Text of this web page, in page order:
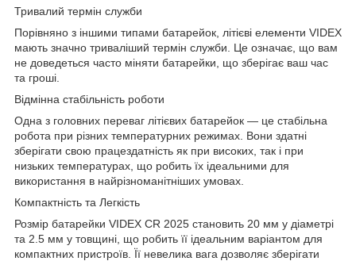
Тривалий термін служби
Порівняно з іншими типами батарейок, літієві елементи VIDEX
мають значно триваліший термін служби. Це означає, що вам
не доведеться часто міняти батарейки, що зберігає ваш час
та гроші.
Відмінна стабільність роботи
Одна з головних переваг літієвих батарейок — це стабільна
робота при різних температурних режимах. Вони здатні
зберігати свою працездатність як при високих, так і при
низьких температурах, що робить їх ідеальними для
використання в найрізноманітніших умовах.
Компактність та Легкість
Розмір батарейки VIDEX CR 2025 становить 20 мм у діаметрі
та 2.5 мм у товщині, що робить її ідеальним варіантом для
компактних пристроїв. Її невелика вага дозволяє зберігати